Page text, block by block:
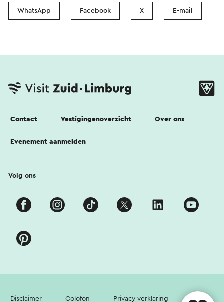
WhatsApp Facebook X E-mail
Contact Vestigingenoverzicht Over ons
Evenement aanmelden
Volg ons
Disclaimer Colofon Privacy verklaring